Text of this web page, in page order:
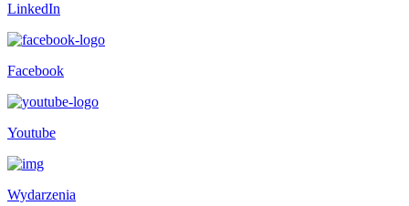
LinkedIn
Facebook
Youtube
Wydarzenia